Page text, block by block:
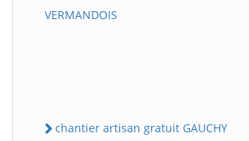
VERMANDOIS
chantier artisan gratuit GAUCHY